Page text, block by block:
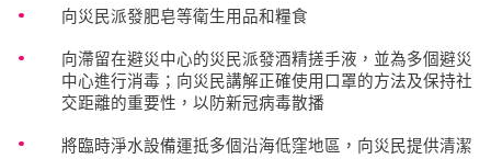
向災民派發肥皂等衛生用品和糧食
向滯留在避災中心的災民派發酒精搓手液，並為多個避災
中心進行消毒；向災民講解正確使用口罩的方法及保持社
交距離的重要性，以防新冠病毒散播
將臨時淨水設備運抵多個沿海低窪地區，向災民提供清潔